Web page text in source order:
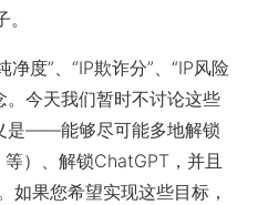
净度”、“IP欺诈分”、“IP风险
。今天我们暂时不讨论这些
是——能够尽可能多地解锁
）、解锁ChatGPT，并且
如果您希望实现这些目标，